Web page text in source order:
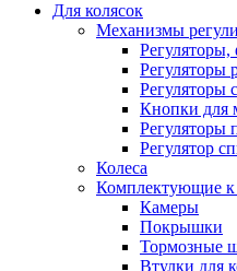
Для колясок
Механизмы
Регуляторы
Регуляторы
Кнопки для
Регуляторы
Регулятор
Колеса
Комплектующие к
Камеры
Покрышки
Тормозные
Втулки для